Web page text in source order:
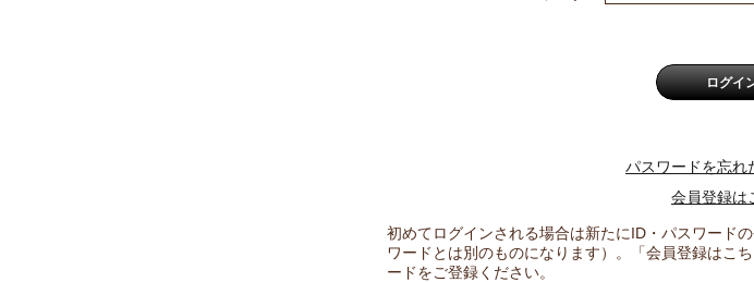
ログイ
パスワードを忘れ
会員登録は
初めてログインされる場合は新たにID・パスワード
ワードとは別のものになります）。「会員登録はこ
ードをご登録ください。